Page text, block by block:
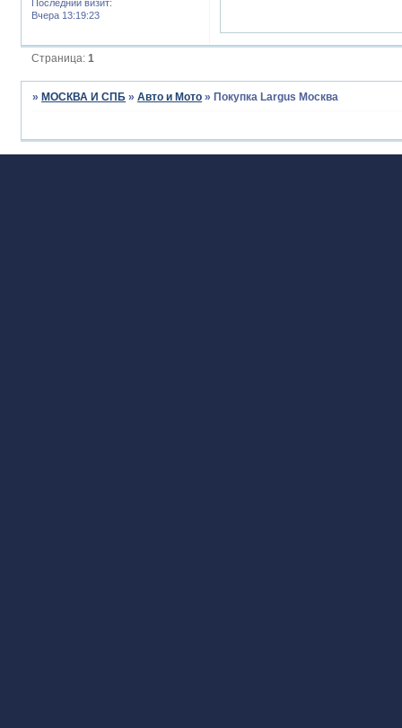
Последний визит:
Вчера 13:19:23
Страница:1
»МОСКВА И СПБ »Авто и Мото »Покупка Largus Москва